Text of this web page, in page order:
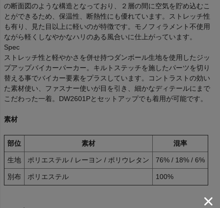
の断面図のような構造となっており、２層の間に空気を貯め込むこ
とができるため、保温性、断熱性にも優れています。ストレッチ性
も有り、見た目以上に軽いのが特徴です。モノフィラメント不使用
ながら軽くしなやかなハリのある風合いに仕上がっています。
Spec
ストレッチ性と軽やかさを併せ持つダンボール生地を使用したジッ
プアップバイカーパーカー。キルトステッチを施したパーツを切り
替える事でバイカー要素をプラスしています。コントラストの効い
た素材使い、ファスナー使いが目を引き、細かなディテールにまで
こだわった一着。DW2601Pとセットアップでも着用が可能です。
素材
部位 素材 混率
生地 ポリエステル / レーヨン / ポリウレタン 76% / 18% / 6%
別布 ポリエステル 100%